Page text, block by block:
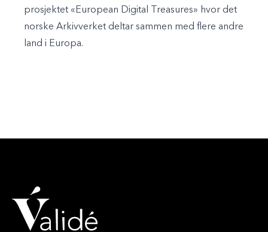
prosjektet «European Digital Treasures» hvor det
norske Arkivverket deltar sammen med flere andre
land i Europa.